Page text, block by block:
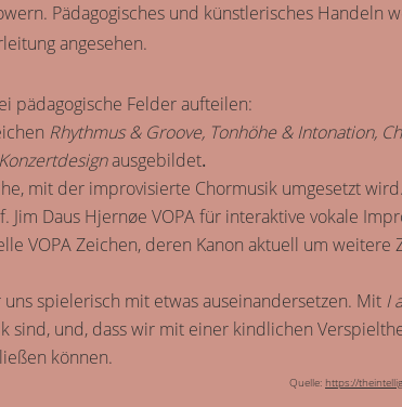
Pädagogisches und künstlerisches Handeln
angesehen.
pädagogische Felder aufteilen:
Rhythmus & Groove, Tonhöhe & Intonation,
Konzertdesignausgebildet.
mit der improvisierte Chormusik umgesetzt wird.
Jim Daus Hjernøe VOPA für interaktive vokale
VOPA Zeichen, deren Kanon aktuell um weitere
spielerisch mit etwas auseinandersetzen. Mit I
sind, und, dass wir mit einer kindlichen
können.
Quelle: https://